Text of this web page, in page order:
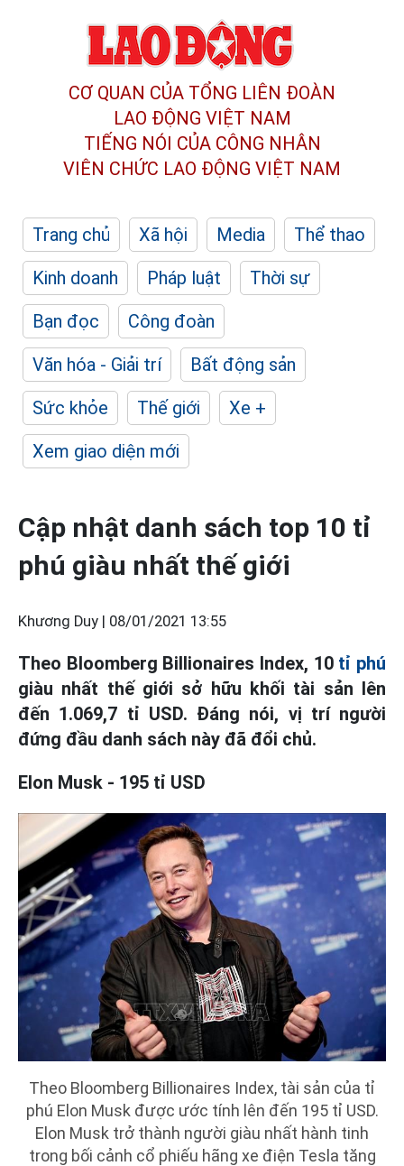
CƠ QUAN CỦA TỔNG LIÊN ĐOÀN
LAO ĐỘNG VIỆT NAM
TIẾNG NÓI CỦA CÔNG NHÂN
VIÊN CHỨC LAO ĐỘNG VIỆT NAM
Trang chủ Xã hội Media
Thể thao
Kinh doanh
Pháp luật
Thời sự
Bạn đọc
Công đoàn
Văn hóa - Giải trí
Bất động sản
Sức khỏe
Thế giới
Xe +
Xem giao diện mới
Cập nhật danh sách top 10 tỉ
phú giàu nhất thế giới
Khương Duy | 08/01/2021 13:55
Theo Bloomberg Billionaires Index, 10 tỉ phú
giàu nhất thế giới sở hữu khối tài sản lên
đến 1.069,7 tỉ USD. Đáng nói, vị trí người
đứng đầu danh sách này đã đổi chủ.
Elon Musk - 195 tỉ USD
Theo Bloomberg Billionaires Index, tài sản của tỉ
phú Elon Musk được ước tính lên đến 195 tỉ USD.
Elon Musk trở thành người giàu nhất hành tinh
trong bối cảnh cổ phiếu hãng xe điện Tesla tăng